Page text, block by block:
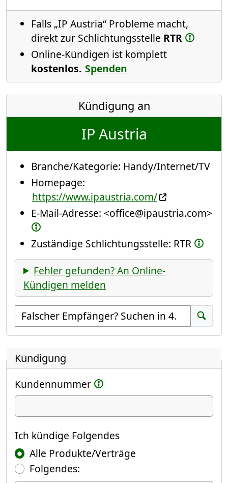
Falls „IP Austria“ Probleme macht,
direkt zur Schlichtungsstelle RTR
Online-Kündigen ist komplett
kostenlos. Spenden
Kündigung an
IP Austria
Branche/Kategorie: Handy/Internet/TV
Homepage:
https://www.ipaustria.com/
E-Mail-Adresse: <office@ipaustria.com>
Zuständige Schlichtungsstelle: RTR
Fehler gefunden? An Online-
Kündigen melden
Empfänger suchen
Suchen
Kündigung
Kundennummer
Ich kündige
Ich kündige Folgendes
Alle Produkte/Verträge
Folgendes: